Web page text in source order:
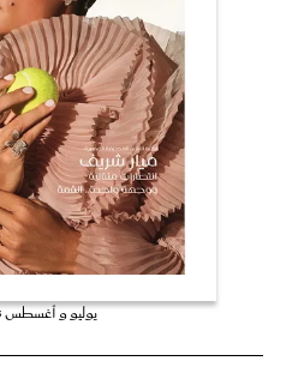
يوليو و أغسطس 2026
عروس سيدتي